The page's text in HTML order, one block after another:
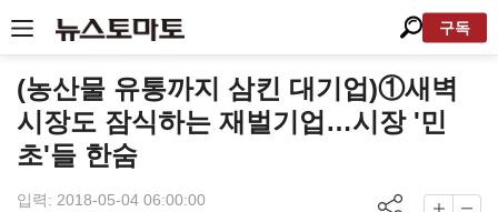
구독
(농산물 유통까지 삼킨 대기업)①새벽
시장도 잠식하는 재벌기업…시장 '민
초'들 한숨
입력: 2018-05-04 06:00:00